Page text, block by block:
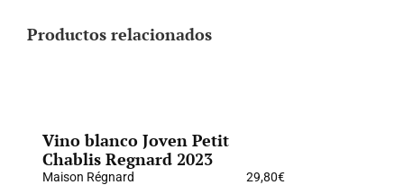
Productos relacionados
Vino blanco Joven Petit
Chablis Regnard 2023
Maison Régnard 29,80€